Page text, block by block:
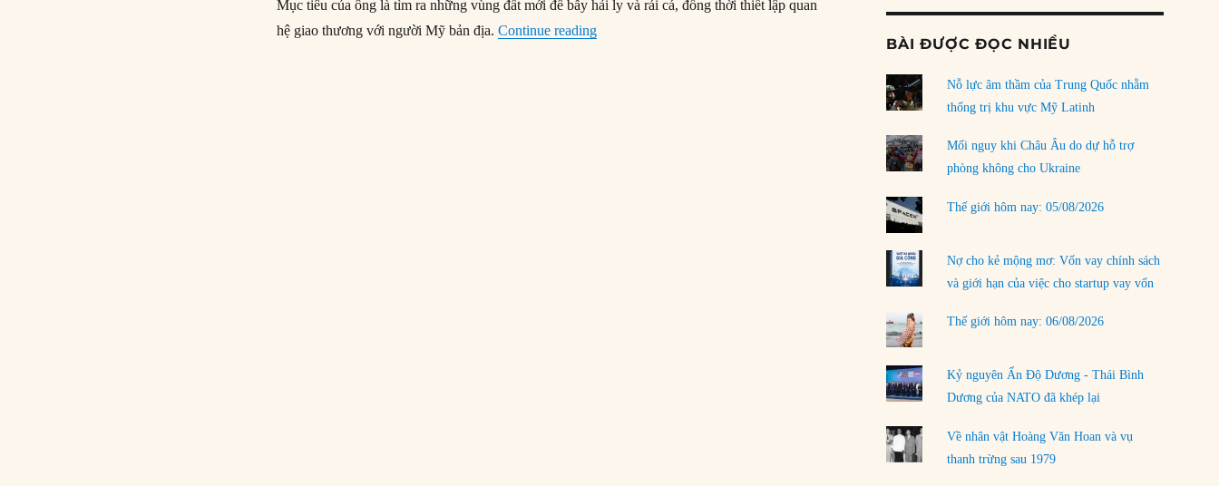
Mục tiêu của ông là tìm ra những vùng đất mới để bẫy hải ly và rái cá, đồng thời thiết lập quan
hệ giao thương với người Mỹ bản địa.Continue reading“27/05/1831: Jedediah Smith bị sát hại bởi bộ tộc Comanche”
rủi ro
01/08/2026
31/07/2026
phải chịu đựng?
30/07/2026
Tập tìm cách chôn vùi bê bối chấn động vòng
tròn thân cận của mình
BÀI ĐƯỢC ĐỌC NHIỀU
Nỗ lực âm thầm của Trung Quốc nhằm
thống trị khu vực Mỹ Latinh
Mối nguy khi Châu Âu do dự hỗ trợ
phòng không cho Ukraine
Thế giới hôm nay: 05/08/2026
Nợ cho kẻ mộng mơ: Vốn vay chính sách
và giới hạn của việc cho startup vay vốn
Thế giới hôm nay: 06/08/2026
Kỷ nguyên Ấn Độ Dương - Thái Bình
Dương của NATO đã khép lại
Về nhân vật Hoàng Văn Hoan và vụ
thanh trừng sau 1979